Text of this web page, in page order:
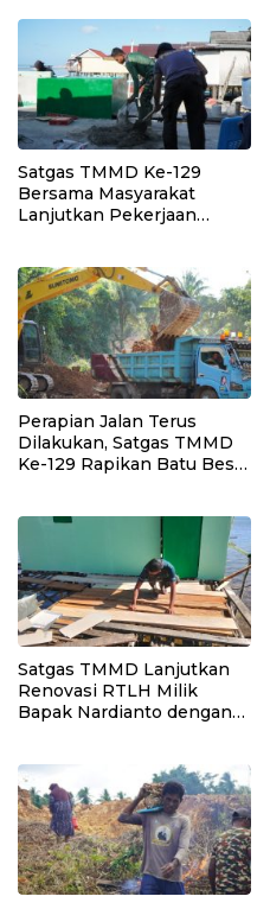
Satgas TMMD Ke-129
Bersama Masyarakat
Lanjutkan Pekerjaan
Perapian Jalan Terus
Dilakukan, Satgas TMMD
Ke-129 Rapikan Batu Besar
Kepulauan Umbele
Satgas TMMD Lanjutkan
Renovasi RTLH Milik
Bapak Nardianto dengan
Penghubung